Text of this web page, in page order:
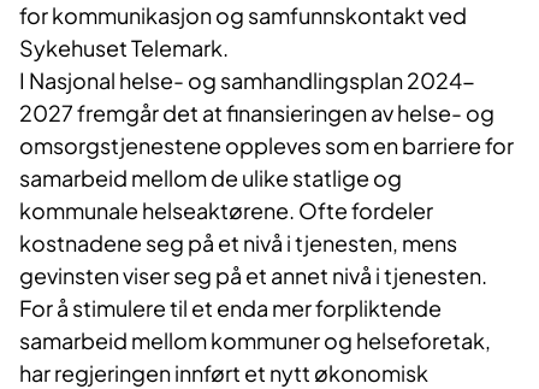
for kommunikasjon og samfunnskontakt ved
Sykehuset Telemark.
I Nasjonal helse- og samhandlingsplan 2024-
2027 fremgår det at finansieringen av helse- og
omsorgstjenestene oppleves som en barriere for
samarbeid mellom de ulike statlige og
kommunale helseaktørene. Ofte fordeler
kostnadene seg på et nivå i tjenesten, mens
gevinsten viser seg på et annet nivå i tjenesten.
For å stimulere til et enda mer forpliktende
samarbeid mellom kommuner og helseforetak,
har regjeringen innført et nytt økonomisk